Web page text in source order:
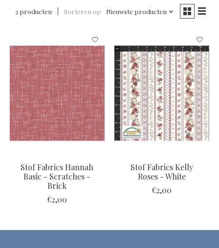
2 producten Sorteren op Nieuwste producten
Stof Fabrics Hannah
Basic - Scratches -
Brick
€2,00
Stof Fabrics Kelly
Roses - White
€2,00